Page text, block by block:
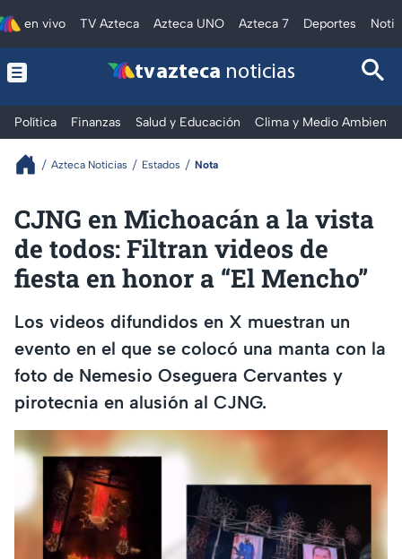
en vivo TV Azteca Azteca UNO Azteca 7 Deportes
tv azteca noticias
Política Finanzas Salud y Educación Clima y Medio Ambiente
Azteca Noticias Estados Nota
CJNG en Michoacán a la vista
de todos: Filtran videos de
fiesta en honor a “El Mencho”
Los videos difundidos en X muestran un
evento en el que se colocó una manta con la
foto de Nemesio Oseguera Cervantes y
pirotecnia en alusión al CJNG.